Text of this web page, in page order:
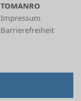
TOMANRO
Impressum
Barrierefreiheit